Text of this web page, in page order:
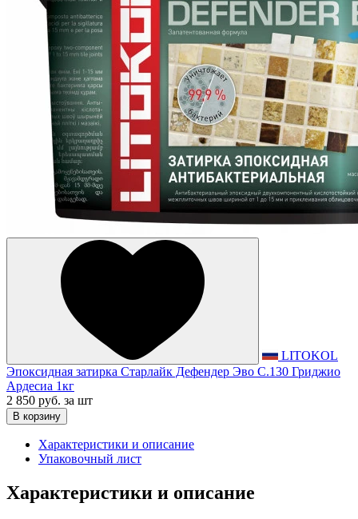
LITOKOL
Эпоксидная затирка Старлайк Дефендер Эво С.130 Гриджио
Ардесиа 1кг
2 850 руб. за шт
В корзину
Характеристики и описание
Упаковочный лист
Характеристики и описание